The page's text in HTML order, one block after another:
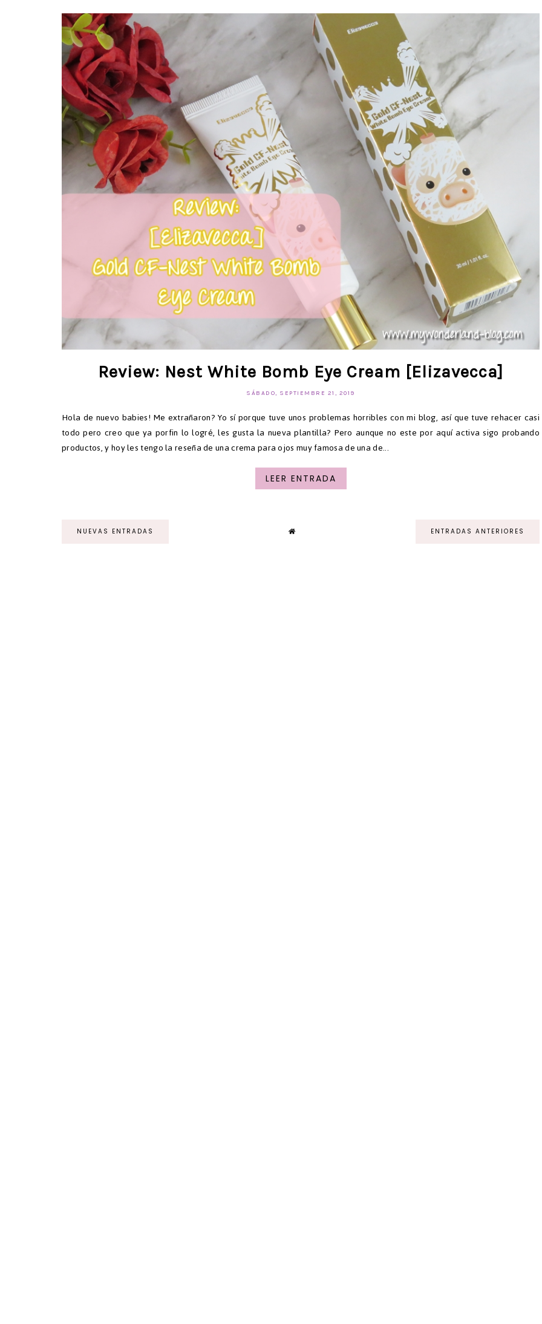
Review: Nest White Bomb Eye Cream [Elizavecca]
SÁBADO, SEPTIEMBRE 21, 2019
Hola de nuevo babies! Me extrañaron? Yo sí porque tuve unos problemas horribles con mi blog, así que tuve rehacer casi
todo pero creo que ya porfin lo logré, les gusta la nueva plantilla? Pero aunque no este por aquí activa sigo probando
productos, y hoy les tengo la reseña de una crema para ojos muy famosa de una de...
LEER ENTRADA
NUEVAS ENTRADAS ENTRADAS ANTERIORES